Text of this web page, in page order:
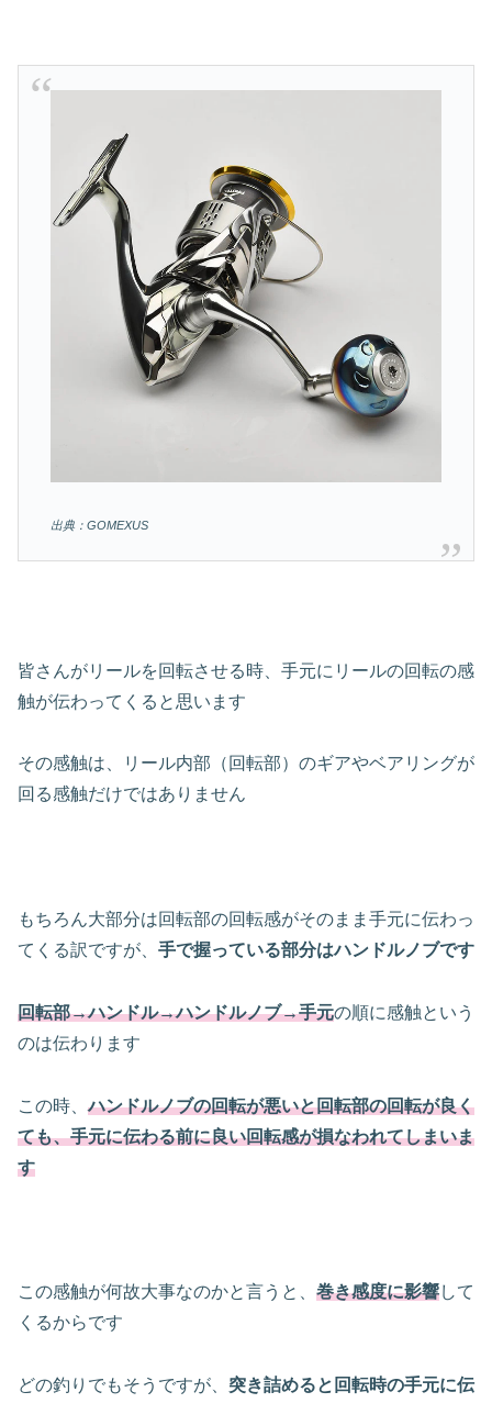
出典：GOMEXUS
皆さんがリールを回転させる時、手元にリールの回転の感
触が伝わってくると思います
その感触は、リール内部（回転部）のギアやベアリングが
回る感触だけではありません
もちろん大部分は回転部の回転感がそのまま手元に伝わっ
てくる訳ですが、 手で握っている部分はハンドルノブです
回転部→ハンドル→ハンドルノブ→手元の順に感触という
のは伝わります
この時、ハンドルノブの回転が悪いと回転部の回転が良く
ても、手元に伝わる前に良い回転感が損なわれてしまいま
す
この感触が何故大事なのかと言うと、 巻き感度に影響して
くるからです
どの釣りでもそうですが、 突き詰めると回転時の手元に伝